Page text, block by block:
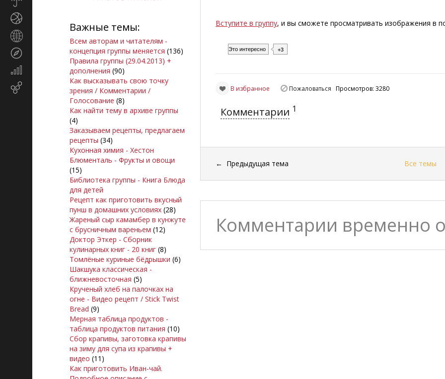
Экономика
маркетинг
Важные темы:
Всем авторам и читателям -
концепция группы меняется (136)
Правила группы (29.04.2013) +
дополнения (90)
Как высказывать свою точку
зрения / Комментарии /
Голосование (8)
Как найти тему в архиве группы
(4)
Заказываем рецепты, предлагаем
рецепты (34)
Кухонная химия - Хестон
Блюменталь - Фрукты и овощи
(15)
Библиотека группы - Книга Блюда
для детей
Рецепт как приготовить вкусный
пунш в домашних условиях (28)
Жареный сыр камамбер в кунжуте
с брусничным вареньем (12)
Доктор Эткер - Сборник
кулинарных книг - 20 книг (8)
Томлёные куриные бёдрышки (6)
Шакшука классическая -
ближневосточная (5)
Крученый хлеб на палочках на
огне - Видео рецепт / Stick Twist
Bread (9)
Мерная таблица продуктов -
таблица продуктов питания (10)
Сбор крапивы, заготовка крапивы
на зиму для супа из крапивы +
видео (11)
Как приготовить Иван-чай.
Вступите в группу, и вы сможете просматривать изображения в
Это интересно +3
В избранное Пожаловаться Просмотров: 3280
Комментарии 1
← Предыдущая тема Все темы
Комментарии временно